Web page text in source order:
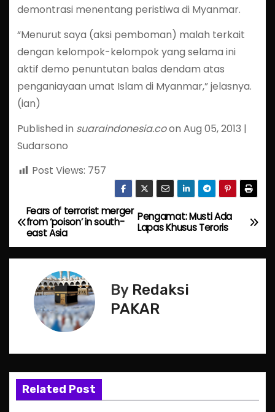
demontrasi menentang peristiwa di Myanmar.
“Menurut saya (aksi pemboman) malah terkait
dengan kelompok-kelompok yang selama ini
aktif demo penuntutan balas dendam atas
penganiayaan umat Islam di Myanmar,” jelasnya.
(ian)
Published in suaraindonesia.coon Aug 05, 2013 |
Sudarsono
Post Views: 757
P
o
v
i
Pengamat: Musti Ada
Lapas Khusus Teroris
Fears of terrorist merger
from ‘poison’ in south-
east Asia
By Redaksi
PAKAR
Related Post